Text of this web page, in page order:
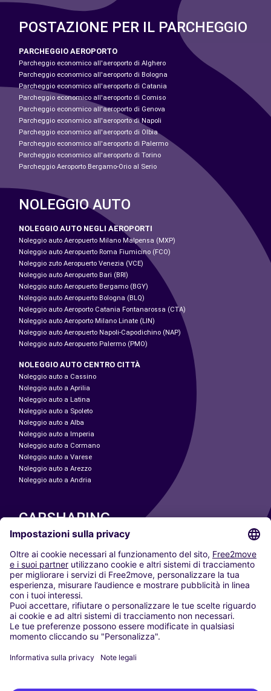
POSTAZIONE PER IL PARCHEGGIO
PARCHEGGIO AEROPORTO
Parcheggio economico all'aeroporto di Alghero
Parcheggio economico all'aeroporto di Bologna
Parcheggio economico all'aeroporto di Catania
Parcheggio economico all'aeroporto di Comiso
Parcheggio economico all'aeroporto di Genova
Parcheggio economico all'aeroporto di Napoli
Parcheggio economico all'aeroporto di Olbia
Parcheggio economico all'aeroporto di Palermo
Parcheggio economico all'aeroporto di Torino
Parcheggio Aeroporto Bergamo-Orio al Serio
NOLEGGIO AUTO
NOLEGGIO AUTO NEGLI AEROPORTI
Noleggio auto Aeropuerto Milano Malpensa (MXP)
Noleggio auto Aeropuerto Roma Fiumicino (FCO)
Noleggio zuto Aeropuerto Venezia (VCE)
Noleggio auto Aeropuerto Bari (BRI)
Noleggio auto Aeropuerto Bergamo (BGY)
Noleggio auto Aeropuerto Bologna (BLQ)
Noleggio auto Aeroporto Catania Fontanarossa (CTA)
Noleggio auto Aeroporto Milano Linate (LIN)
Noleggio auto Aeropuerto Napoli-Capodichino (NAP)
Noleggio auto Aeropuerto Palermo (PMO)
NOLEGGIO AUTO CENTRO CITTÀ
Noleggio auto a Cassino
Noleggio auto a Aprilia
Noleggio auto a Latina
Noleggio auto a Spoleto
Noleggio auto a Alba
Noleggio auto a Imperia
Noleggio auto a Cormano
Noleggio auto a Varese
Noleggio auto a Arezzo
Noleggio auto a Andria
CARSHARING
LE NOSTRE CITTÀ
Paris
Madrid
Washington DC
Milano
Roma
Torino
Vienna
Berlino
Düsseldorf